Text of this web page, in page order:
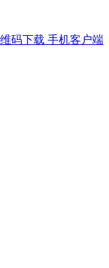
码下载 手机客户端